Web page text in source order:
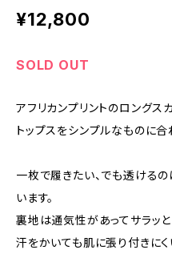
¥12,800
SOLD OUT
アフリカンプリントのロングス
トップスをシンプルなものに
一枚で履きたい、でも透けるの
います。
裏地は通気性があってサラッ
汗をかいても肌に張り付きにく